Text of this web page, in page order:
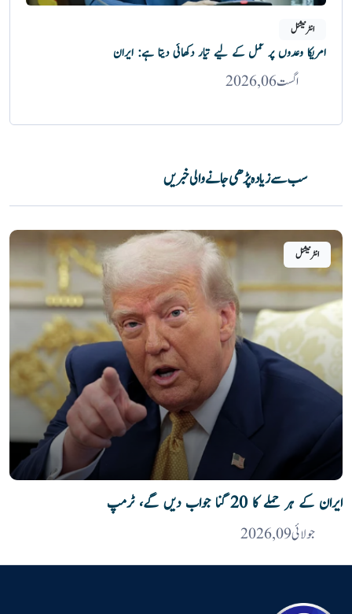
انٹرنیشنل
امریکا وعدوں پر عمل کے لیے تیار دکھائی دیتا ہے: ایران
اگست 06, 2026
سب سے زیادہ پڑھی جانے والی خبریں
انٹرنیشنل
ایران کے ہر حملے کا 20 گنا جواب دیں گے، ٹرمپ
جولائی 09, 2026